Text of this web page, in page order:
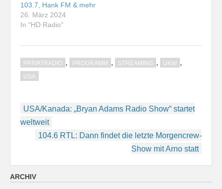
103.7, Hank FM & mehr
26. März 2024
In "HD Radio"
PRIVATRADIO , PROGRAMM , STREAMING , UKW ,
USA
Beitragsnavigation
USA/Kanada: „Bryan Adams Radio Show“ startet
weltweit
104.6 RTL: Dann findet die letzte Morgencrew-
Show mit Arno statt
ARCHIV